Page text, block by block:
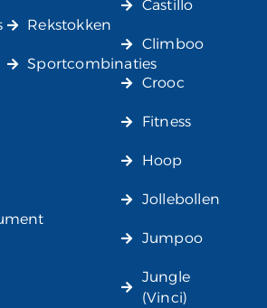
Rekstokken
Sportcombinaties
Castillo
Climboo
Crooc
Fitness
Hoop
Jollebollen
Jumpoo
Jungle
(Vinci)